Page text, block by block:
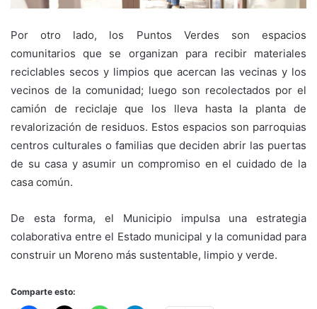
Por otro lado, los Puntos Verdes son espacios
comunitarios que se organizan para recibir materiales
reciclables secos y limpios que acercan las vecinas y los
vecinos de la comunidad; luego son recolectados por el
camión de reciclaje que los lleva hasta la planta de
revalorización de residuos. Estos espacios son parroquias
centros culturales o familias que deciden abrir las puertas
de su casa y asumir un compromiso en el cuidado de la
casa común.
De esta forma, el Municipio impulsa una estrategia
colaborativa entre el Estado municipal y la comunidad para
construir un Moreno más sustentable, limpio y verde.
Comparte esto: